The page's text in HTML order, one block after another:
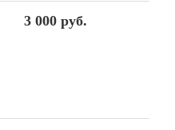
3 000 руб.